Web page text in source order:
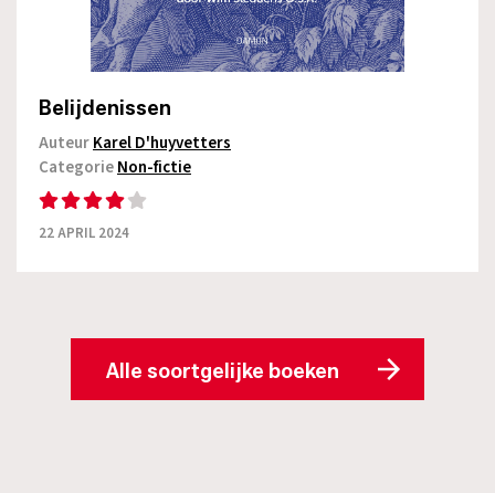
Belijdenissen
AuteurKarel D'huyvetters
CategorieNon-fictie
22 APRIL 2024
Alle soortgelijke boeken